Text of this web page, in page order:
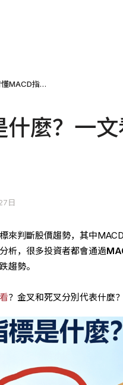
股票中的MACD線是什麼？一文看懂MACD指標怎麼看
什麼？一
日
來判斷股價趨勢，其中
析，很多投資者都會通過
趨勢。
？金叉和死叉分別代表什麼